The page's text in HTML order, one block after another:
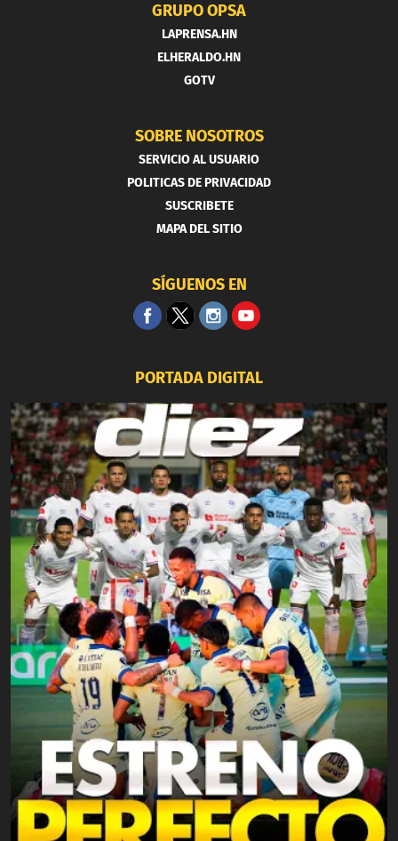
GRUPO OPSA
LAPRENSA.HN
ELHERALDO.HN
GOTV
SOBRE NOSOTROS
SERVICIO AL USUARIO
POLITICAS DE PRIVACIDAD
SUSCRIBETE
MAPA DEL SITIO
SÍGUENOS EN
PORTADA DIGITAL